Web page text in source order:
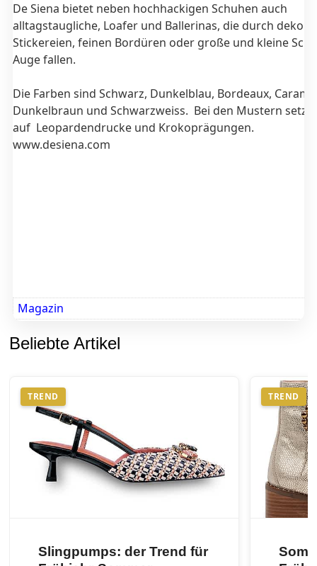
De Siena bietet neben hochhackigen Schuhen auch
alltagstaugliche, Loafer und Ballerinas, die durch
Stickereien, feinen Bordüren oder große und kleine
Auge fallen.
Die Farben sind Schwarz, Dunkelblau, Bordeaux,
Dunkelbraun und Schwarzweiss. Bei den Mustern setzt
auf Leopardendrucke und Krokoprägungen.
www.desiena.com
Magazin
Beliebte Artikel
TREND
Slingpumps: der Trend für
TREND